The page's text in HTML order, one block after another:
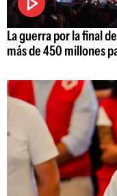
La guerra por la final
más de 450 millones